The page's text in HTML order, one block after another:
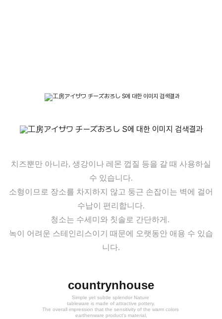
치즈뿐만 아니라, 생강이나 레몬 껍질 등을 갈 때 사용하실
수 있습니다.
소형이므로 장소를 차지하지 않고 둥근 손잡이는 벽에 걸어
수납이 편리합니다.
청소는 수세미와 칫솔로 간단하게.
녹이 어려운 스테인리스이기 때문에 오랫동안 애용 수 있습
니다.
countrynhouse
Simple yet subtle splendor Nature
tableware is made of attractive pottery.
The overall impression that the sensitivity of the warm colors
earthenware product's material,